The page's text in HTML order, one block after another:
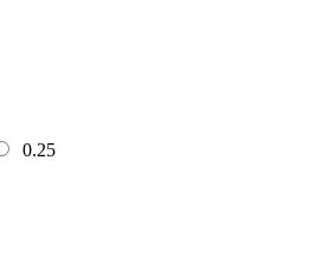
0.25